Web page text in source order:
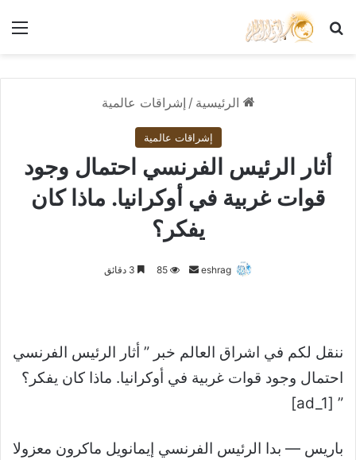
بحث عن
الرئيسية / إشراقات عالمية
إشراقات عالمية
أثار الرئيس الفرنسي احتمال وجود
قوات غربية في أوكرانيا. ماذا كان
يفكر؟
eshrag
أرسل 85
ننقل لكم في اشراق العالم خبر ” أثار الرئيس الفرنسي
احتمال وجود قوات غربية في أوكرانيا. ماذا كان يفكر؟
” [ad_1]
باريس — بدا الرئيس الفرنسي إيمانويل ماكرون معزولا